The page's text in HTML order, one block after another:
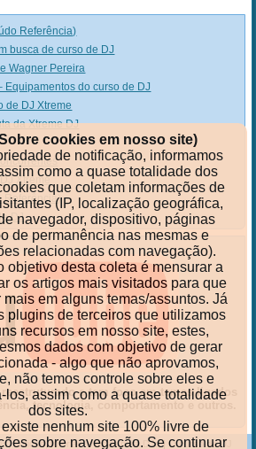
Referência)
busca de curso de DJ
Wagner Pereira
Equipamentos do curso de DJ
de DJ Xtreme
da Xtreme DJ
Xtreme
Referência)
DJ
reestruturado e tem foco em temas ligados
tecnologia, comportamento e outros.
críticas, tutoriais e dicas para DJs| O curso de DJ
cookies em nosso site)
de notificação, informamos
como a quase totalidade dos
que coletam informações de
(IP, localização geográfica,
navegador, dispositivo, páginas
de permanência nas mesmas e
relacionadas com navegação).
objetivo desta coleta é mensurar a
os artigos mais visitados para que
em alguns temas/assuntos. Já
plugins de terceiros que utilizamos
recursos em nosso site, estes,
dados com objetivo de gerar
- algo que não aprovamos,
não temos controle sobre eles e
los, assim como a quase totalidade
dos sites.
nenhum site 100% livre de
sobre navegação. Se continuar